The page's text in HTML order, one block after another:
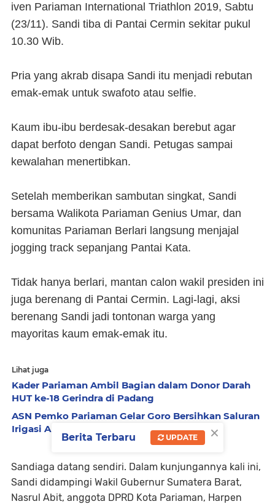
iven Pariaman International Triathlon 2019, Sabtu
(23/11). Sandi tiba di Pantai Cermin sekitar pukul
10.30 Wib.
Pria yang akrab disapa Sandi itu menjadi rebutan
emak-emak untuk swafoto atau selfie.
Kaum ibu-ibu berdesak-desakan berebut agar
dapat berfoto dengan Sandi. Petugas sampai
kewalahan menertibkan.
Setelah memberikan sambutan singkat, Sandi
bersama Walikota Pariaman Genius Umar, dan
komunitas Pariaman Berlari langsung menjajal
jogging track sepanjang Pantai Kata.
Tidak hanya berlari, mantan calon wakil presiden ini
juga berenang di Pantai Cermin. Lagi-lagi, aksi
berenang Sandi jadi tontonan warga yang
mayoritas kaum emak-emak itu.
Lihat juga
Kader Pariaman Ambil Bagian dalam Donor Darah
HUT ke-18 Gerindra di Padang
ASN Pemko Pariaman Gelar Goro Bersihkan Saluran
Irigasi Anai II
Sandiaga datang sendiri. Dalam kunjungannya kali ini,
Sandi didampingi Wakil Gubernur Sumatera Barat,
Nasrul Abit, anggota DPRD Kota Pariaman, Harpen
×
Berita Terbaru UPDATE